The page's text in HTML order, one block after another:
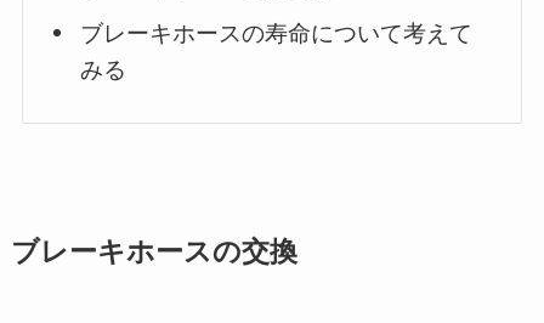
ブレーキホースの寿命について考えて
みる
ブレーキホースの交換